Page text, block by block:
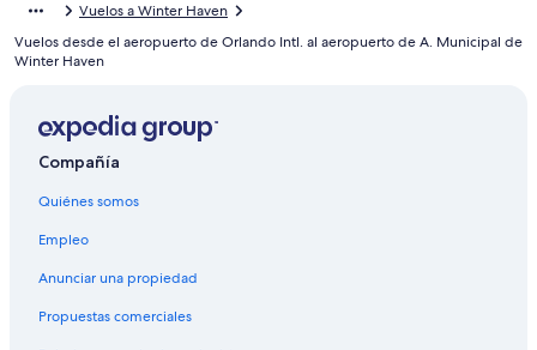
Vuelos de Denver (DEN) a Lakeland (LAL)
Vuelos de Dallas (DFW) a Lakeland (LAL)
(LAL)
Vuelos de El-Tur (ELT) a Lakeland (LAL)
Vuelos a Winter Haven
Vuelos desde el aeropuerto de Orlando Intl. al aeropuerto de A. Municipal de
Winter Haven
Compañía
Quiénes somos
Empleo
Anunciar una propiedad
Propuestas comerciales